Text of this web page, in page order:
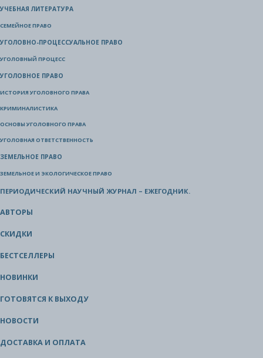
УЧЕБНАЯ ЛИТЕРАТУРА
СЕМЕЙНОЕ ПРАВО
УГОЛОВНО-ПРОЦЕССУАЛЬНОЕ ПРАВО
УГОЛОВНЫЙ ПРОЦЕСС
УГОЛОВНОЕ ПРАВО
ИСТОРИЯ УГОЛОВНОГО ПРАВА
КРИМИНАЛИСТИКА
ОСНОВЫ УГОЛОВНОГО ПРАВА
УГОЛОВНАЯ ОТВЕТСТВЕННОСТЬ
ЗЕМЕЛЬНОЕ ПРАВО
ЗЕМЕЛЬНОЕ И ЭКОЛОГИЧЕСКОЕ ПРАВО
ПЕРИОДИЧЕСКИЙ НАУЧНЫЙ ЖУРНАЛ – ЕЖЕГОДНИК.
АВТОРЫ
СКИДКИ
БЕСТСЕЛЛЕРЫ
НОВИНКИ
ГОТОВЯТСЯ К ВЫХОДУ
НОВОСТИ
ДОСТАВКА И ОПЛАТА